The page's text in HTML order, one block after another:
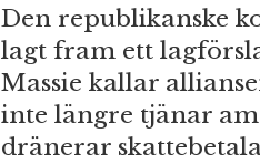
Den republikanske
lagt fram ett
Massie kallar
inte längre tjänar
dränerar